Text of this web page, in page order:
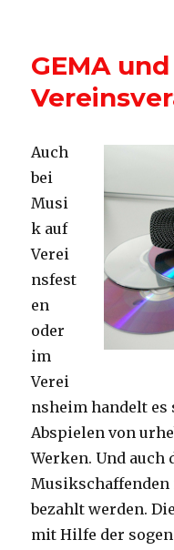
GEMA und
Auch
bei
Musi
k auf
Verei
nsfest
en
oder
im
Verei
nsheim handelt es
Abspielen von
Werken. Und
bezahlt werden.
mit Hilfe der